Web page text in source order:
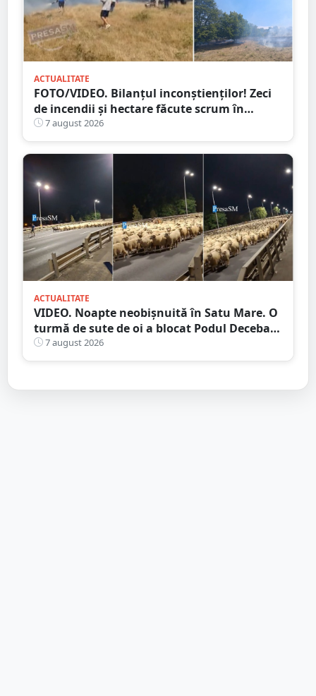
ACTUALITATE
FOTO/VIDEO. Bilanțul inconștienților! Zeci
de incendii și hectare făcute scrum în
județul Satu Mare
7 august 2026
ACTUALITATE
VIDEO. Noapte neobișnuită în Satu Mare. O
turmă de sute de oi a blocat Podul Decebal.
Gest de apreciat al ciobanului
7 august 2026